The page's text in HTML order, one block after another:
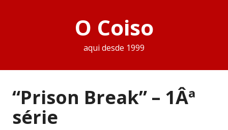
O Coiso
aqui desde 1999
“Prison Break” – 1Âª
série